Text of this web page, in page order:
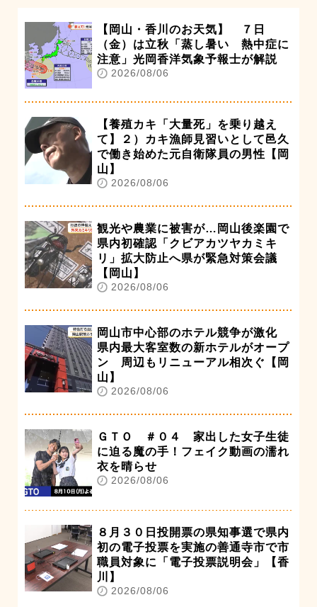
【岡山・香川のお天気】 ７日
（金）は立秋「蒸し暑い 熱中症に
注意」光岡香洋気象予報士が解説
2026/08/06
【養殖カキ「大量死」を乗り越え
て】２）カキ漁師見習いとして邑久
で働き始めた元自衛隊員の男性【岡
山】
2026/08/06
観光や農業に被害が…岡山後楽園で
県内初確認「クビアカツヤカミキ
リ」拡大防止へ県が緊急対策会議
【岡山】
2026/08/06
岡山市中心部のホテル競争が激化
県内最大客室数の新ホテルがオープ
ン 周辺もリニューアル相次ぐ【岡
山】
2026/08/06
ＧＴＯ ＃０４ 家出した女子生徒
に迫る魔の手！フェイク動画の濡れ
衣を晴らせ
2026/08/06
８月３０日投開票の県知事選で県内
初の電子投票を実施の善通寺市で市
職員対象に「電子投票説明会」【香
川】
2026/08/06